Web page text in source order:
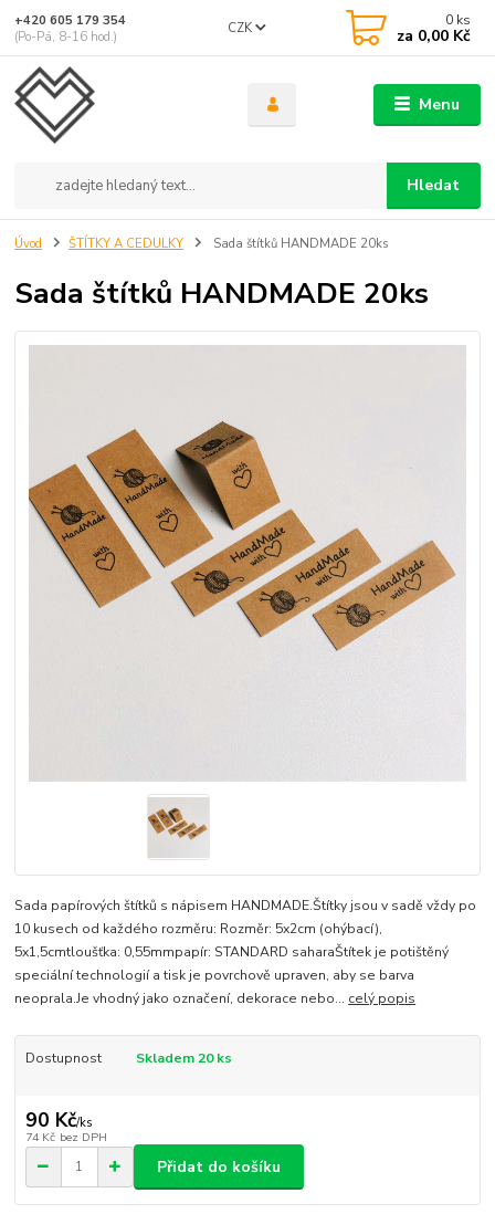
Menu
CZK
Hledat
+420 605 179 354
(Po-Pá, 8-16 hod.)
0 ks
za 0,00 Kč
Úvod ŠTÍTKY A CEDULKY Sada štítků HANDMADE 20ks
Sada štítků HANDMADE 20ks
Sada papírových štítků s nápisem HANDMADE.Štítky jsou v sadě vždy po
10 kusech od každého rozměru: Rozměr: 5x2cm (ohýbací),
5x1,5cmtloušťka: 0,55mmpapír: STANDARD saharaŠtítek je potištěný
speciální technologií a tisk je povrchově upraven, aby se barva
neoprala.Je vhodný jako označení, dekorace nebo... celý popis
Dostupnost Skladem 20 ks
90 Kč/ks
74 Kč bez DPH
Přidat do košíku